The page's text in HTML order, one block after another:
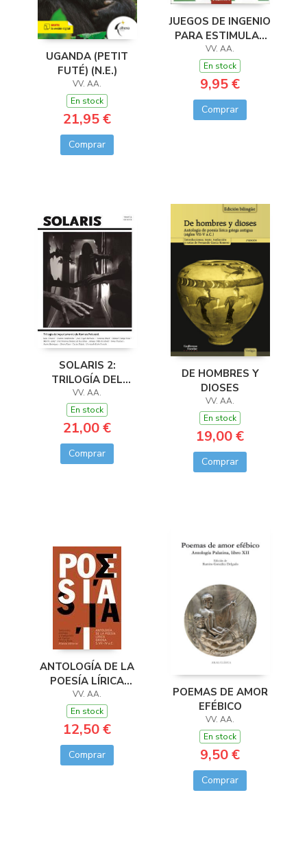
UGANDA (PETIT
FUTÉ) (N.E.)
VV. AA.
En stock
21,95 €
Comprar
JUEGOS DE INGENIO
PARA ESTIMULAR
TU AGUDEZA
MENTAL
VV. AA.
En stock
9,95 €
Comprar
SOLARIS 2:
TRILOGÍA DEL
APARTAMENTO DE
ROMAN POLANSKI
VV. AA.
En stock
21,00 €
Comprar
DE HOMBRES Y
DIOSES
VV. AA.
En stock
19,00 €
Comprar
ANTOLOGÍA DE LA
POESÍA LÍRICA
GRIEGA
VV. AA.
En stock
12,50 €
Comprar
POEMAS DE AMOR
EFÉBICO
VV. AA.
En stock
9,50 €
Comprar